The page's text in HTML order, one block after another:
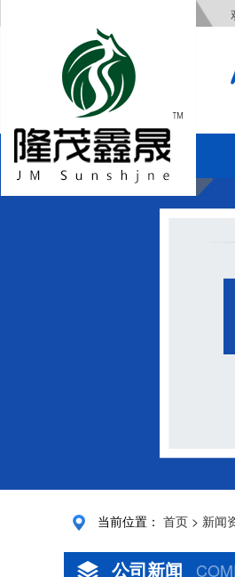
当前位置： 首页 > 新闻
公司新闻